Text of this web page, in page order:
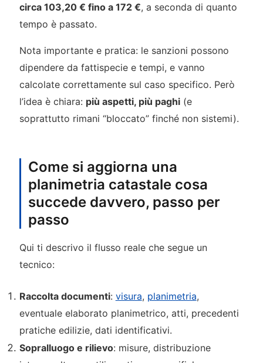
circa 103,20 € fino a 172 €, a seconda di quanto
tempo è passato.
Nota importante e pratica: le sanzioni possono
dipendere da fattispecie e tempi, e vanno
calcolate correttamente sul caso specifico. Però
l’idea è chiara: più aspetti, più paghi(e
soprattutto rimani “bloccato” finché non sistemi).
Come si aggiorna una
planimetria catastale cosa
succede davvero, passo per
passo
Qui ti descrivo il flusso reale che segue un
tecnico:
Raccolta documenti: visura, planimetria,
eventuale elaborato planimetrico, atti, precedenti
pratiche edilizie, dati identificativi.
Sopralluogo e rilievo: misure, distribuzione